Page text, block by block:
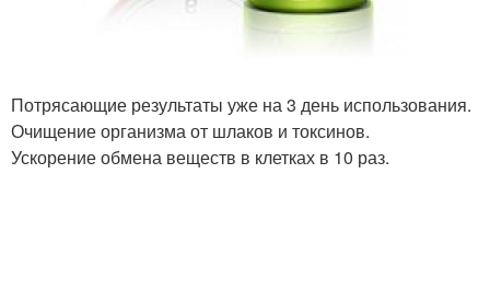
Потрясающие результаты уже на 3 день использования.
Очищение организма от шлаков и токсинов.
Ускорение обмена веществ в клетках в 10 раз.